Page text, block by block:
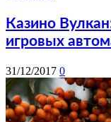
Казино
игровых
31/12/2017 0